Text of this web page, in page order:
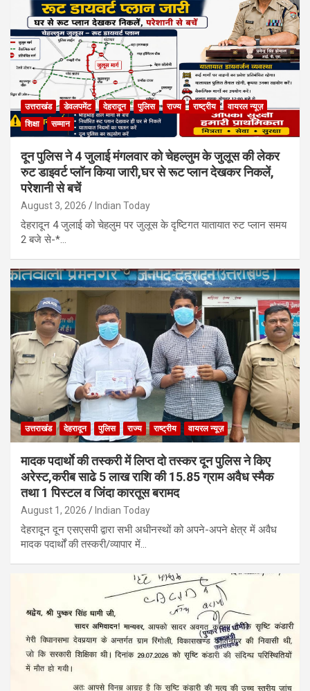
उत्तराखंड डेवलपमेंट देहरादून पुलिस राज्य राष्ट्रीय
वायरल न्यूज़
शिक्षा
सम्मान
दून पुलिस ने 4 जुलाई मंगलवार को चेहल्लुम के जुलूस की लेकर
रुट डाइवर्ट प्लॉन किया जारी,घर से रूट प्लान देखकर निकलें,
परेशानी से बचें
August 3, 2026 Indian Today
देहरादून 4 जुलाई को चेहलुम पर जुलूस के दृष्टिगत यातायात रुट प्लान समय
2 बजे से-*…
उत्तराखंड देहरादून पुलिस राज्य राष्ट्रीय वायरल न्यूज़
मादक पदार्थाे की तस्करी में लिप्त दो तस्कर दून पुलिस ने किए
अरेस्ट,करीब साढे 5 लाख राशि की 15.85 ग्राम अवैध स्मैक
तथा 1 पिस्टल व जिंदा कारतूस बरामद
August 1, 2026 Indian Today
देहरादून दून एसएसपी द्वारा सभी अधीनस्थों को अपने-अपने क्षेत्र में अवैध
मादक पदार्थों की तस्करी/व्यापार में…